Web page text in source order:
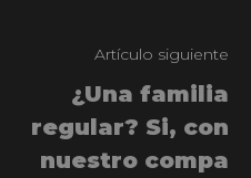
Artículo siguiente
¿Una familia
regular? Si, con
nuestro compa